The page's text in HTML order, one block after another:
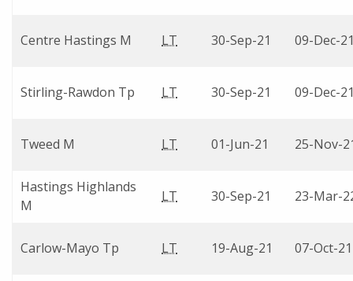
Centre Hastings M LT 30-Sep-21 09-Dec-
Stirling-Rawdon Tp LT 30-Sep-21 09-Dec-
Tweed M LT 01-Jun-21 25-Nov-
Hastings Highlands
M
LT 30-Sep-21 23-Mar-
Carlow-Mayo Tp LT 19-Aug-21 07-Oct-21